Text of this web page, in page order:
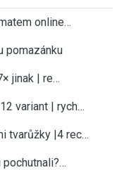
online…
pomazánku
jinak | re…
variant | rych…
tvarůžky |4 rec…